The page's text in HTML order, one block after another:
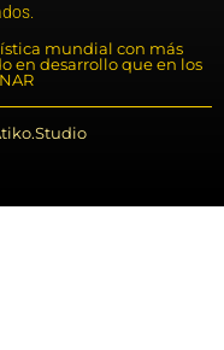
mundial con más
en desarrollo que en los